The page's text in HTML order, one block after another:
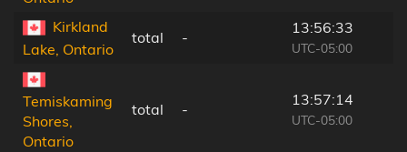
Kirkland
Lake, Ontario
total -
13:56:33
UTC-05:00
Temiskaming
Shores,
Ontario
total -
13:57:14
UTC-05:00